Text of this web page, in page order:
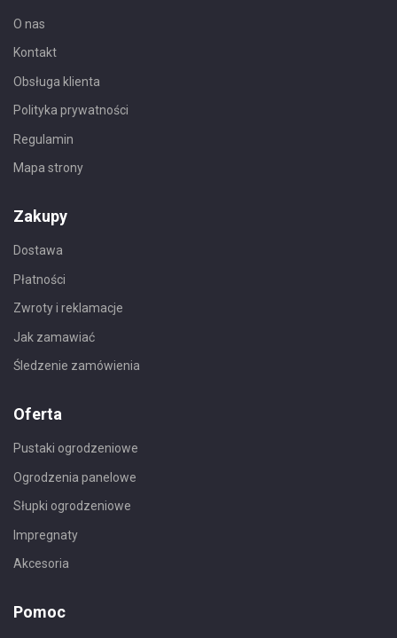
O nas
Kontakt
Obsługa klienta
Polityka prywatności
Regulamin
Mapa strony
Zakupy
Dostawa
Płatności
Zwroty i reklamacje
Jak zamawiać
Śledzenie zamówienia
Oferta
Pustaki ogrodzeniowe
Ogrodzenia panelowe
Słupki ogrodzeniowe
Impregnaty
Akcesoria
Pomoc